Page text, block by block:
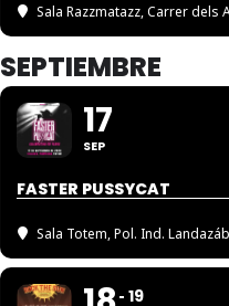
Sala Razzmatazz, Carrer dels
SEPTIEMBRE
17
SEP
FASTER PUSSYCAT
Sala Totem, Pol. Ind.
19